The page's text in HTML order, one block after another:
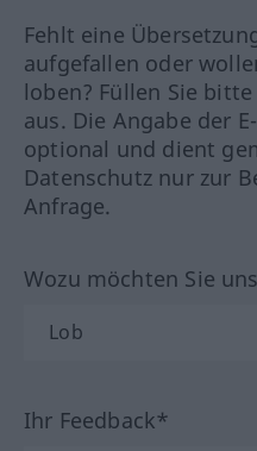
Fehlt eine
aufgefallen oder
loben? Füllen Sie
aus. Die Angabe der
optional und dient
Datenschutz nur zur
Anfrage.
Wozu möchten Sie
Ihr Feedback*